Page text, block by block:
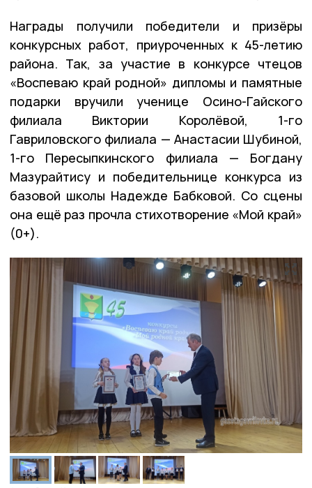
Награды получили победители и призёры
конкурсных работ, приуроченных к 45-летию
района. Так, за участие в конкурсе чтецов
«Воспеваю край родной» дипломы и памятные
подарки вручили ученице Осино-Гайского
филиала Виктории Королёвой, 1-го
Гавриловского филиала — Анастасии Шубиной,
1-го Пересыпкинского филиала — Богдану
Мазурайтису и победительнице конкурса из
базовой школы Надежде Бабковой. Со сцены
она ещё раз прочла стихотворение «Мой край»
(0+).